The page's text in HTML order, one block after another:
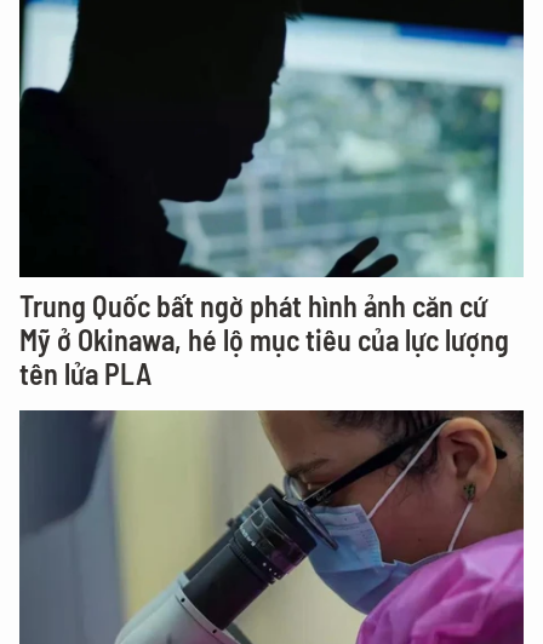
Trung Quốc bất ngờ phát hình ảnh căn cứ
Mỹ ở Okinawa, hé lộ mục tiêu của lực lượng
tên lửa PLA